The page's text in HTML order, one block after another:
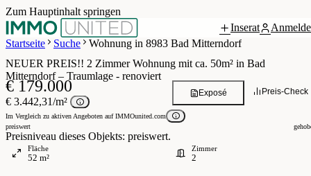
Zum Hauptinhalt springen
Inserat
Startseite
Suche Wohnung in 8983 Bad Mitterndorf
/ 19
NEUER PREIS!! 2 Zimmer Wohnung mit ca. 50m² in Bad
Mitterndorf – Traumlage - renoviert
€ 179.000
€ 3.442,31/m²
Im Vergleich zu aktiven Angeboten auf IMMOunited.com
preiswert
Preisniveau dieses Objekts: preiswert.
Preis-Check
Exposé
Fläche
52 m²
Zimmer
2